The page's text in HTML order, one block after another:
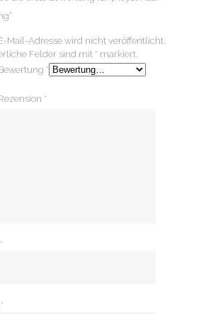
Mail-Adresse wird nicht veröffentlicht.
Felder sind mit * markiert.
*
*
*
*